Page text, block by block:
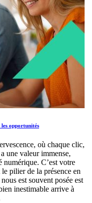
opportunités
où chaque clic,
une valeur immense,
numérique. C’est votre
pilier de la présence en
est souvent posée est
inestimable arrive à